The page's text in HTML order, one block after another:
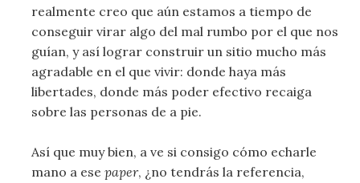
realmente creo que aún estamos a tiempo de
conseguir virar algo del mal rumbo por el que nos
guían, y así lograr construir un sitio mucho más
agradable en el que vivir: donde haya más
libertades, donde más poder efectivo recaiga
sobre las personas de a pie.
Así que muy bien, a ve si consigo cómo echarle
mano a esepaper, ¿no tendrás la referencia,